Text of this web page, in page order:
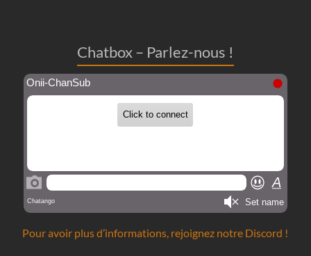
Chatbox – Parlez-nous !
Pour avoir plus d’informations, rejoignez notre Discord !